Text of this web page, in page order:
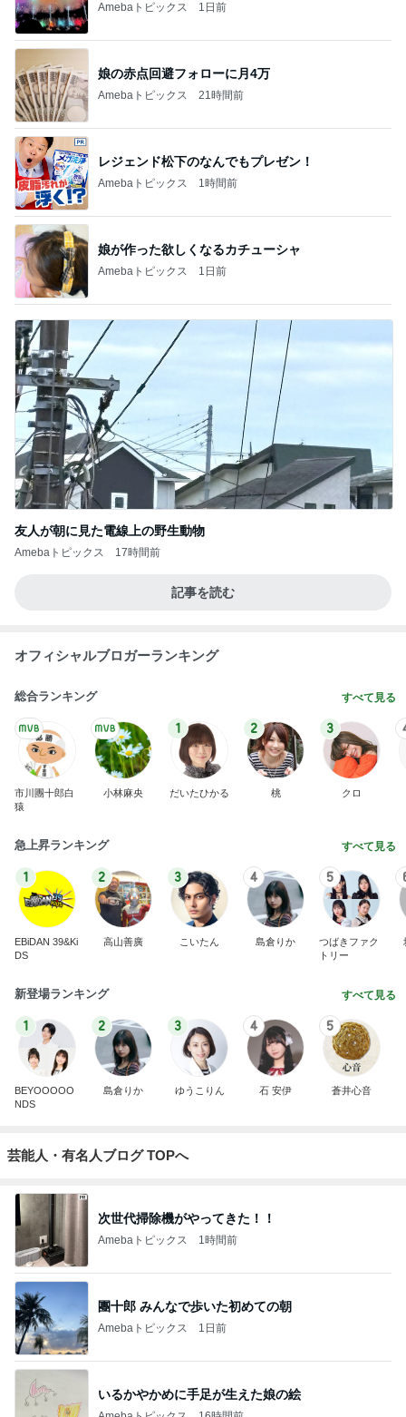
Amebaトピックス 1日前
娘の赤点回避フォローに月4万
Amebaトピックス 21時間前
レジェンド松下のなんでもプレゼン！
Amebaトピックス 1時間前
娘が作った欲しくなるカチューシャ
Amebaトピックス 1日前
友人が朝に見た電線上の野生動物
Amebaトピックス 17時間前
記事を読む
オフィシャルブロガーランキング
総合ランキング すべて見る
市川團十郎白
猿
小林麻央
1
だいたひかる
2
桃
3
クロ
急上昇ランキング すべて見る
1
EBiDAN 39&Ki
DS
2
高山善廣
3
こいたん
4
島倉りか
5
つばきファク
トリー
新登場ランキング すべて見る
1
BEYOOOOO
NDS
2
島倉りか
3
ゆうこりん
4
石 安伊
5
蒼井心音
芸能人・有名人ブログ TOPへ
次世代掃除機がやってきた！！
Amebaトピックス 1時間前
團十郎 みんなで歩いた初めての朝
Amebaトピックス 1日前
いるかやかめに手足が生えた娘の絵